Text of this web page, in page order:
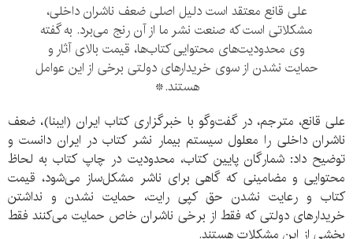
علی قانع معتقد است دلیل اصلی ضعف ناشران داخلی،
مشکلاتی است که صنعت نشر ما از آن رنج می‌برد. به گفته
وی محدودیت‌های محتوایی کتاب‌ها، قیمت بالای آثار و
حمایت نشدن از سوی خریدارهای دولتی برخی از این عوامل
هستند.*
علی قانع، مترجم، در گفت‌وگو با خبرگزاری کتاب ایران (ایبنا)، ضعف
ناشران داخلی را معلول سیستم بیمار نشر کتاب در ایران دانست و
توضیح داد: شمارگان پایین کتاب، محدودیت در چاپ کتاب به لحاظ
محتوایی و مضامینی که گاهی برای ناشر مشکل‌ساز می‌شود، قیمت
کتاب و رعایت نشدن حق کپی رایت، حمایت نشدن و نداشتن
خریدارهای دولتی که فقط از برخی ناشران خاص حمایت می‌کنند فقط